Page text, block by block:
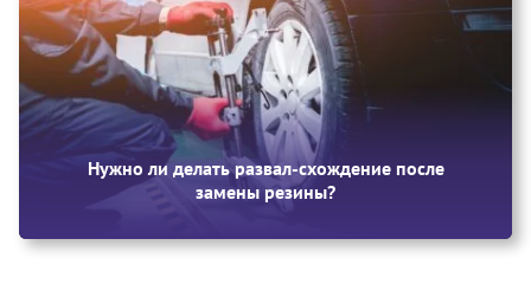
Нужно ли делать развал-схождение после
замены резины?